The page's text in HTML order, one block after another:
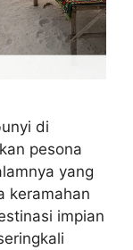
di
pesona
yang
keramahan
impian